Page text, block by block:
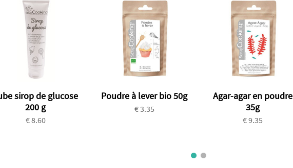
sirop de glucose
200 g
€ 8.60
Poudre à lever bio 50g
€ 3.35
Agar-agar en poudre
35g
€ 9.35